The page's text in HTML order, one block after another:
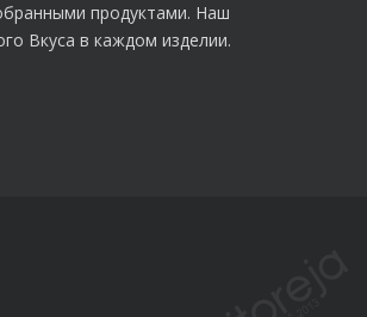
продуктами. Наш
Вкуса в каждом изделии.